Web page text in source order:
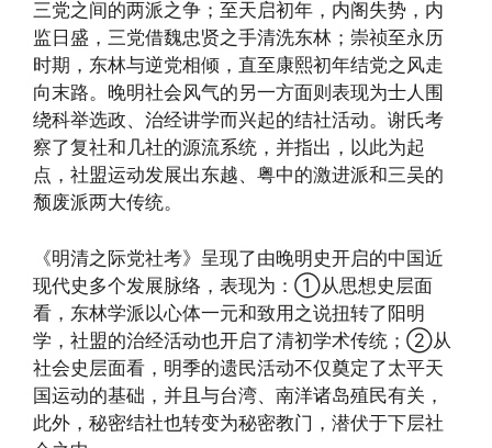
三党之间的两派之争；至天启初年，内阁失势，内
监日盛，三党借魏忠贤之手清洗东林；崇祯至永历
时期，东林与逆党相倾，直至康熙初年结党之风走
向末路。晚明社会风气的另一方面则表现为士人围
绕科举选政、治经讲学而兴起的结社活动。谢氏考
察了复社和几社的源流系统，并指出，以此为起
点，社盟运动发展出东越、粤中的激进派和三吴的
颓废派两大传统。
《明清之际党社考》呈现了由晚明史开启的中国近
现代史多个发展脉络，表现为：①从思想史层面
看，东林学派以心体一元和致用之说扭转了阳明
学，社盟的治经活动也开启了清初学术传统；②从
社会史层面看，明季的遗民活动不仅奠定了太平天
国运动的基础，并且与台湾、南洋诸岛殖民有关，
此外，秘密结社也转变为秘密教门，潜伏于下层社